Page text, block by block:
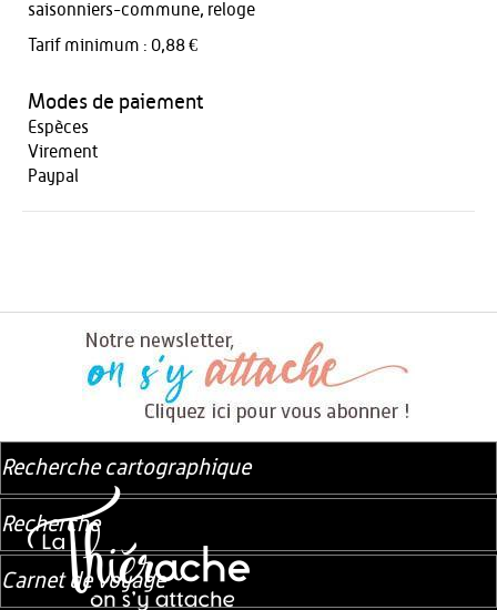
saisonniers-commune, reloge
Tarif minimum : 0,88 €
Modes de paiement
Espèces
Virement
Paypal
Recherche cartographique
Recherche
Carnet de voyage